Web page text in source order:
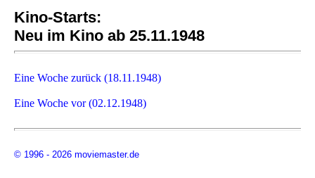
Kino-Starts:
Neu im Kino ab 25.11.1948
Eine Woche zurück (18.11.1948)
Eine Woche vor (02.12.1948)
© 1996 - 2026 moviemaster.de